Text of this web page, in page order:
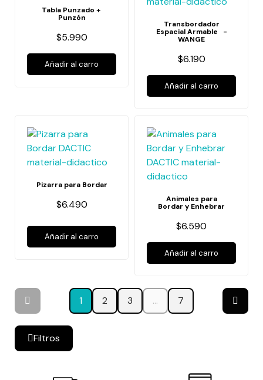
Filtros
Tabla Punzado +
Punzón
$5.990
Añadir al carro
Transbordador
Espacial Armable -
WANGE
$6.190
Añadir al carro
Pizarra para Bordar
$6.490
Añadir al carro
Animales para
Bordar y Enhebrar
$6.590
Añadir al carro
1 2 3 … 7